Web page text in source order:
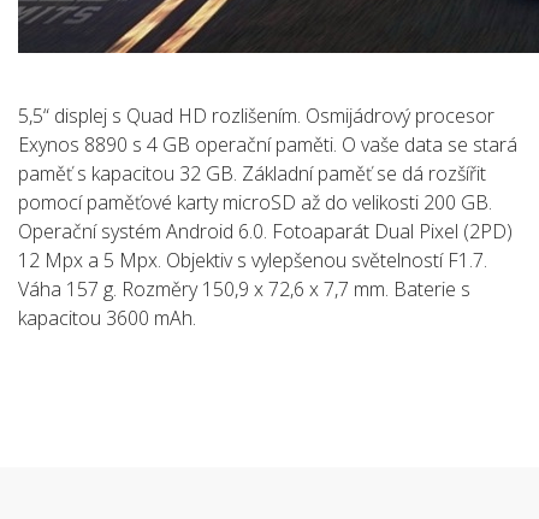
5,5“ displej s Quad HD rozlišením. Osmijádrový procesor
Exynos 8890 s 4 GB operační paměti. O vaše data se stará
paměť s kapacitou 32 GB. Základní paměť se dá rozšířit
pomocí paměťové karty microSD až do velikosti 200 GB.
Operační systém Android 6.0. Fotoaparát Dual Pixel (2PD)
12 Mpx a 5 Mpx. Objektiv s vylepšenou světelností F1.7.
Váha 157 g. Rozměry 150,9 x 72,6 x 7,7 mm. Baterie s
kapacitou 3600 mAh.